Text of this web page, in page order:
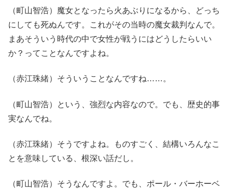
（町山智浩）魔女となったら火あぶりになるから、どっち
にしても死ぬんです。これがその当時の魔女裁判なんで。
まあそういう時代の中で女性が戦うにはどうしたらいい
か？ってことなんですよね。
（赤江珠緒）そういうことなんですね……。
（町山智浩）という、強烈な内容なので。でも、歴史的事
実なんでね。
（赤江珠緒）そうですよね。ものすごく、結構いろんなこ
とを意味している、根深い話だし。
（町山智浩）そうなんですよ。でも、ポール・バーホーベ